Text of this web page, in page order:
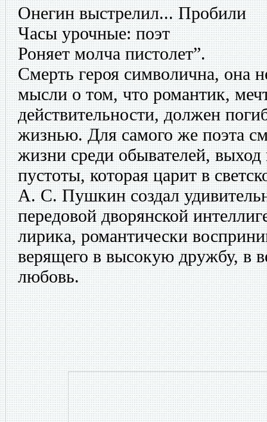
Онегин выстрелил... Пробили
Часы урочные: поэт
Роняет молча пистолет”.
Смерть героя символична, она
мысли о том, что романтик,
действительности, должен
жизнью. Для самого же поэта
жизни среди обывателей,
пустоты, которая царит в
А. С. Пушкин создал
передовой дворянской
лирика, романтически
верящего в высокую дружбу, в
любовь.